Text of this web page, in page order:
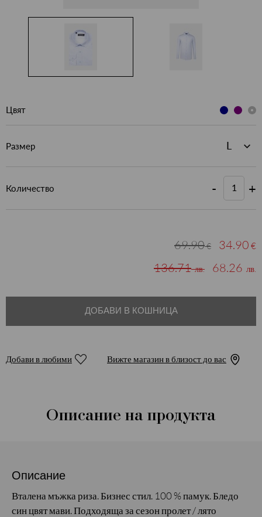
Цвят
Размер
Количество - +
69.90€ 34.90 €
136.71лв. 68.26 лв.
ДОБАВИ В КОШНИЦА
Добави в любими Вижте магазин в близост до вас
Описание на продукта
Описание
Вталена мъжка риза. Бизнес стил. 100 % памук. Бледо
син цвят мави. Подходяща за сезон пролет / лято